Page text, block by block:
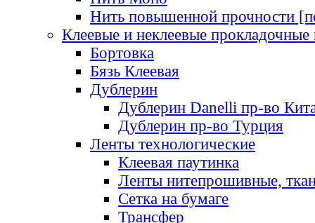
Нить повышенной прочности
Клеевые и неклеевые прокладочные
Бортовка
Бязь Клеевая
Дублерин
Дублерин Danelli пр-во
Дублерин пр-во Турция
Ленты технологические
Клеевая паутинка
Ленты нитепрошивные,
Сетка на бумаге
Трансфер